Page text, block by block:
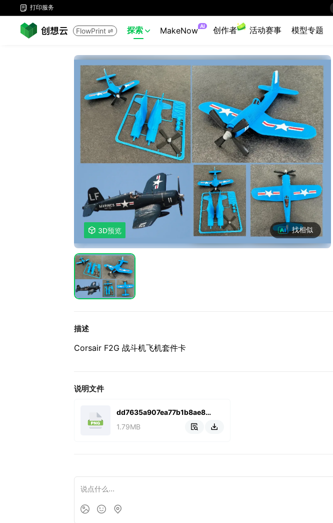
 打印服务
FlowPrint  探索  MakeNow AI 创作者 活动赛事 模型专题
 3D预览 找相似
描述
Corsair F2G 战斗机飞机套件卡
说明文件
dd7635a907ea77b1b8ae8623d24c3c1.png
1.79MB
 